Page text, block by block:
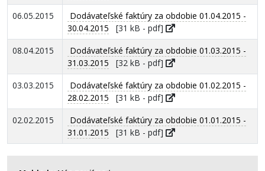
06.05.2015
Dodávateľské faktúry za obdobie 01.04.2015 -
30.04.2015 [31 kB - pdf]
08.04.2015
Dodávateľské faktúry za obdobie 01.03.2015 -
31.03.2015 [32 kB - pdf]
03.03.2015
Dodávateľské faktúry za obdobie 01.02.2015 -
28.02.2015 [31 kB - pdf]
02.02.2015
Dodávateľské faktúry za obdobie 01.01.2015 -
31.01.2015 [31 kB - pdf]